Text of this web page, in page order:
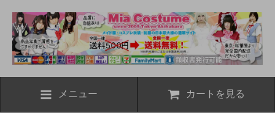
メニュー カートを見る